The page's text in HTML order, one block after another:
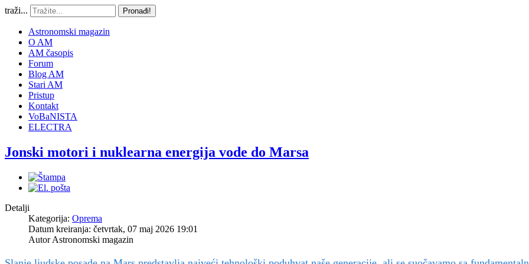
traži... Pronađi!
Astronomski magazin
O AM
AM časopis
Forum
Blog AM
Stari AM
Pristup
Kontakt
VoBaNISTA
ELECTRA
Jonski motori i nuklearna energija vode do Marsa
Detalji
Kategorija: Oprema
Datum kreiranja: četvrtak, 07 maj 2026 19:01
AutorAstronomski magazin